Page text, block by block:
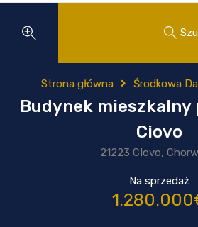
Strona główna Środkowa
Budynek mieszkalny
Ciovo
21223 CIovo,
Na sprzedaż